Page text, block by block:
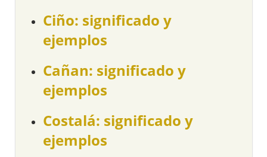
Ciño: significado y
ejemplos
Cañan: significado y
ejemplos
Costalá: significado y
ejemplos